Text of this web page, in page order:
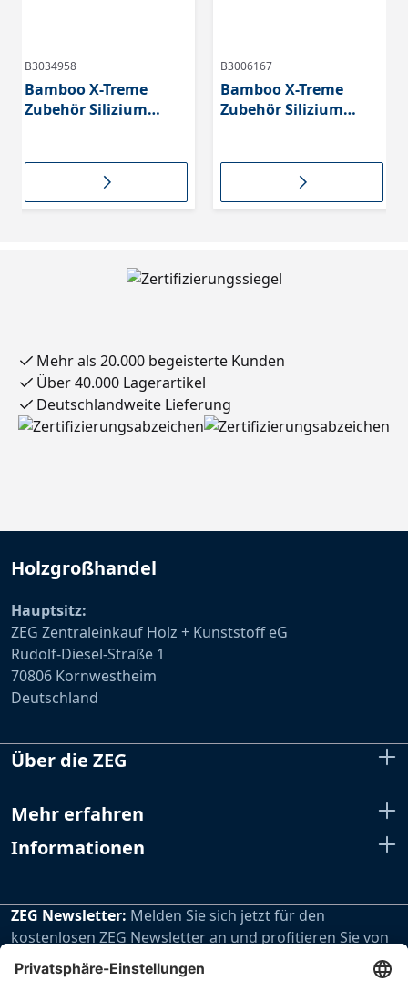
B3034958
Bamboo X-Treme
Zubehör Silizium
B3006167
Bamboo X-Treme
Zubehör Silizium
disk-02
Mehr als 20.000 begeisterte Kunden
Über 40.000 Lagerartikel
Deutschlandweite Lieferung
Holzgroßhandel
Hauptsitz:
ZEG Zentraleinkauf Holz + Kunststoff eG
Rudolf-Diesel-Straße 1
70806 Kornwestheim
Deutschland
Über die ZEG
Mehr erfahren
Informationen
ZEG Newsletter: Melden Sie sich jetzt für den
kostenlosen ZEG Newsletter an und profitieren Sie von
den extra Vorteilen unseres regelmäßig erscheinenden
Newsletters.